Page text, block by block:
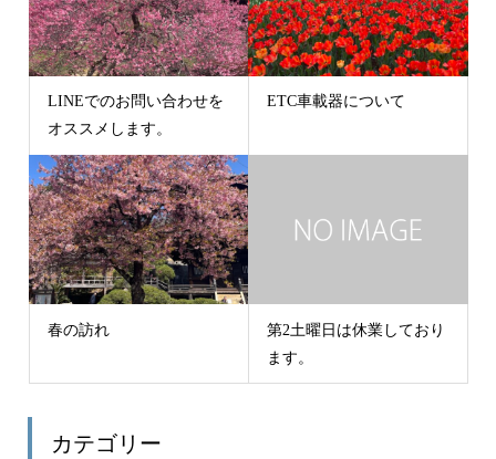
LINEでのお問い合わせを
オススメします。
ETC車載器について
春の訪れ
第2土曜日は休業しており
ます。
カテゴリー